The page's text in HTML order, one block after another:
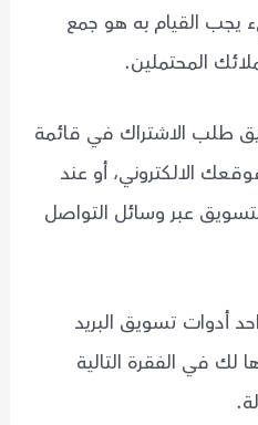
يجب القيام به هو جمع
المحتملين.
طلب الاشتراك في قائمة
الالكتروني، أو عند
عبر وسائل التواصل
أدوات تسويق البريد
لك في الفقرة التالية